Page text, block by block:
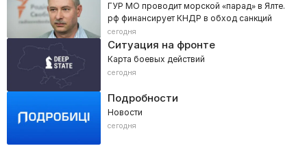
ГУР МО проводит морской «парад» в Ялте.
рф финансирует КНДР в обход санкций
сегодня
Ситуация на фронте
Карта боевых действий
сегодня
Подробности
Новости
сегодня